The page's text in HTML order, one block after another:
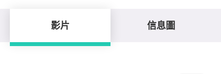
影片 信息圖